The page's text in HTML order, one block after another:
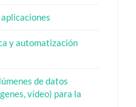
y automatización
de datos
vídeo) para la